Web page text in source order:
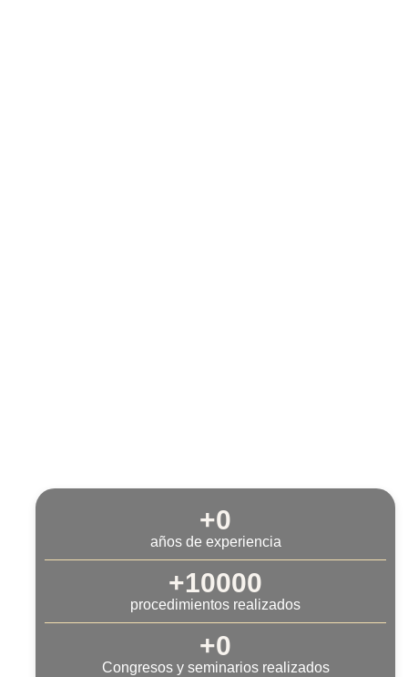
años de experiencia
+0
procedimientos realizados
+10000
Congresos y seminarios realizados
+0